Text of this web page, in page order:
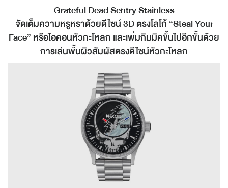
Grateful Dead Sentry Stainless
จัดเต็มความหรูหราด้วยดีไซน์ 3D ตรงโลโก้ “Steal Your
Face” หรือไอคอนหัวกะโหลก และเพิ่มกิมมิคขึ้นไปอีกขั้นด้วย
การเล่นพื้นผิวสัมผัสตรงดีไซน์หัวกะโหลก